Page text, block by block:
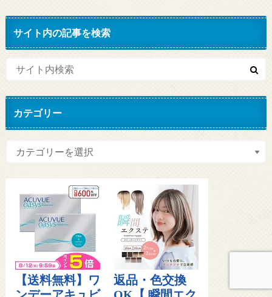
サイト内の記事を検索
カテゴリー